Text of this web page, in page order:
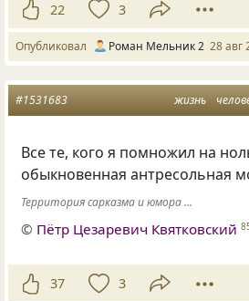
22 3
Опубликовал Роман Мельник 2 28 авг
жизнь
#1531683
Все те, кого я помножил на
обыкновенная антресольная
Территория сарказма и юмора ...
© Пётр Цезаревич Квятковский
37 3